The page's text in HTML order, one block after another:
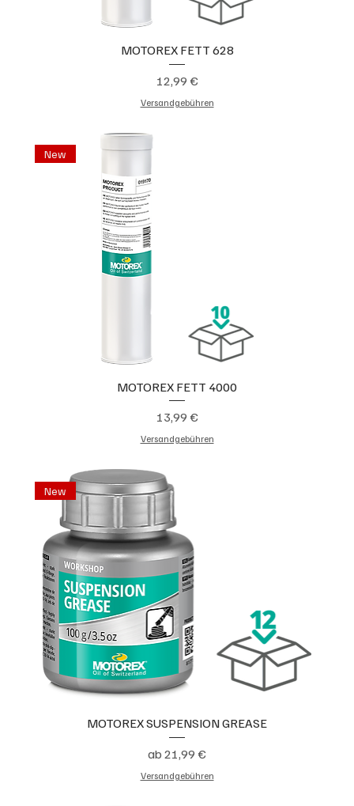
MOTOREX FETT 628
Preis
12,99 €
Versandgebühren
New
MOTOREX FETT 4000
Preis
13,99 €
Versandgebühren
New
MOTOREX SUSPENSION GREASE
ab 21,99 €
Sale-Preis
Versandgebühren